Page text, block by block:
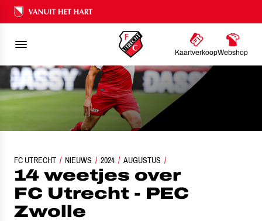
Ons nalatenschap
KaartverkoopWebshop
FC UTRECHT NIEUWS 2024 AUGUSTUS
14 WEETJES OVER FC UTRECHT - PEC ZWOLLE
14 weetjes over
FC Utrecht - PEC
Zwolle